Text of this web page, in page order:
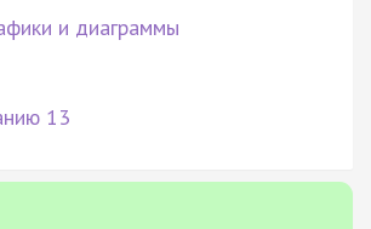
и диаграммы
13